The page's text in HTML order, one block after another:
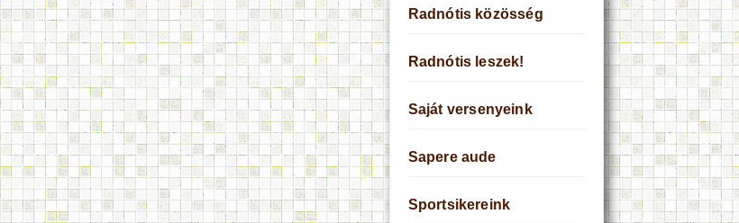
Radnótis közösség
Radnótis leszek!
Saját versenyeink
Sapere aude
Sportsikereink